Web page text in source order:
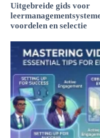
Uitgebreide gids voor
voordelen en selectie